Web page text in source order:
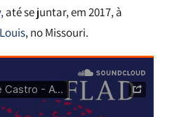
até se juntar, em 2017, à
, no Missouri.